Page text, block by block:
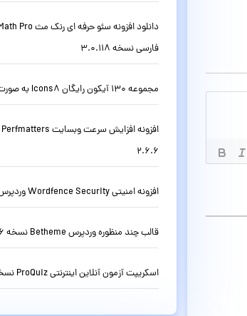
فارسی نسخه 3.0.118
مجموعه 130 آیکون رایگان Icons8 به صورت SVG
2.6.6
افزونه امنیتی Wordfence Security وردپرس نسخه 8.1.4
قالب چند منظوره وردپرس Betheme نسخه 28.5.6
اسکریپت آزمون آنلاین اینترنتی ProQuiz نسخه 2.0.2